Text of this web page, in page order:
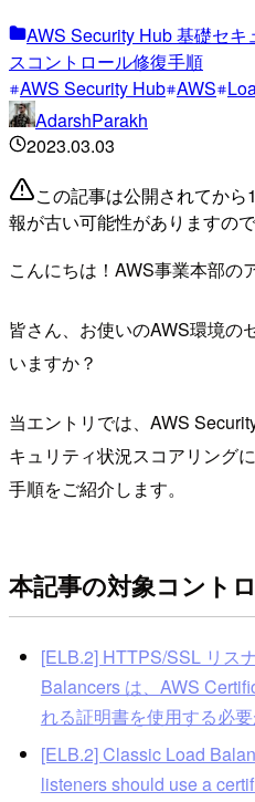
AWS Security Hub 基礎セ
スコントロール修復手順
AWS Security Hub AWS
AdarshParakh
2023.03.03
この記事は公開されてか
報が古い可能性がありますの
こんにちは！AWS事業本部の
皆さん、お使いのAWS環境の
いますか？
当エントリでは、AWS
キュリティ状況スコアリング
手順をご紹介します。
本記事の対象コント
[ELB.2] HTTPS/SSL リス
Balancers は、AWS
れる証明書を使用する必要
[ELB.2] Classic Load
listeners should use a